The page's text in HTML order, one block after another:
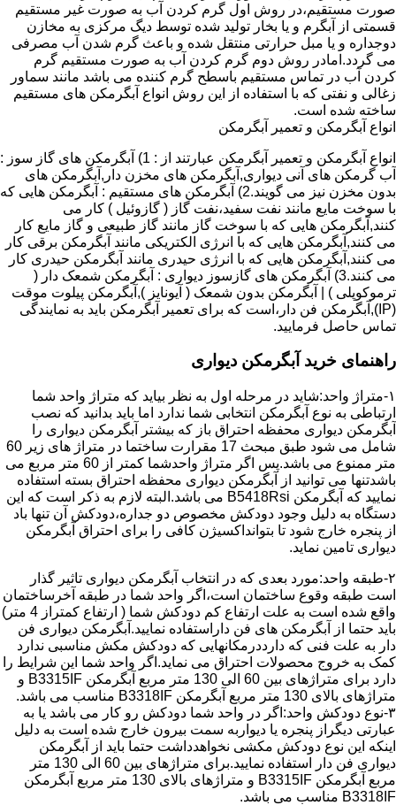
صورت مستقیم،در روش اول گرم کردن آب به صورت غیر مستقیم
قسمتی از آبگرم و یا بخار تولید شده توسط دیگ مرکزی به مخازن
دوجداره و یا مبل حرارتی منتقل شده و باعث گرم شدن آب مصرفی
می گردد.امادر روش دوم گرم کردن آب به صورت مستقیم گرم
کردن آب در تماس مستقیم باسطح گرم کننده می باشد مانند سماور
زغالی و نفتی که با استفاده از این روش انواع آبگرمکن های مستقیم
ساخته شده است.
انواع آبگرمکن و تعمیر آبگرمکن
انواع آبگرمکن و تعمیر آبگرمکن عبارتند از : 1) آبگرمکن های گاز سوز :
آب گرمکن های آنی دیواری,آبگرمکن های مخزن دار,آبگرمکن های
بدون مخزن نیز می گویند.2) آبگرمکن های مستقیم : آبگرمکن هایی که
با سوخت مایع مانند نفت سفید،نفت گاز ( گازوئیل ) کار می
کنند,آبگرمکن هایی که با سوخت گاز مانند گاز طبیعی و گاز مایع کار
می کنند,آبگرمکن هایی که با انرژی الکتریکی مانند آبگرمکن برقی کار
می کنند,آبگرمکن هایی که با انرژی حیدری مانند آبگرمکن حیدری کار
می کنند.3) آبگرمکن های گازسوز دیواری : آبگرمکن شمعک دار (
ترموکوپلی ) | آبگرمکن بدون شمعک ( آیونایز ),آبگرمکن پیلوت موقت
(IP),آبگرمکن فن دار،است که برای تعمیر آبگرمکن باید به نمایندگی
تماس حاصل فرمایید.
راهنمای خرید آبگرمکن دیواری
۱-متراژ واحد:شاید در مرحله اول به نظر بیاید که متراژ واحد شما
ارتباطی به نوع آبگرمکن انتخابی شما ندارد اما باید بدانید که نصب
آبگرمکن دیواری محفظه احتراق باز که بیشتر آبگرمکن دیواری را
شامل می شود طبق مبحث 17 مقرارت ساختما در متراژ های زیر 60
متر ممنوع می باشد.پس اگر متراژ واحدشما کمتر از 60 متر مربع می
باشدتنها می توانید از آبگرمکن دیواری محفظه احتراق بسته استفاده
نمایید که آبگرمکن B5418Rsi می باشد.البته لازم به ذکر است که این
دستگاه به دلیل وجود دودکش مخصوص دو جداره،دودکش آن تنها باد
از پنجره خارج شود تا بتوانداکسیژن کافی را برای احتراق آبگرمکن
دیواری تامین نماید.
۲-طبقه واحد:مورد بعدی که در انتخاب آبگرمکن دیواری تاثیر گذار
است طبقه وقوع ساختمان است،اگر واحد شما در طبقه آخرساختمان
واقع شده است به علت ارتفاع کم دودکش شما ( ارتفاع کمتراز 4 متر)
باید حتما از آبگرمکن های فن داراستفاده نمایید.آبگرمکن دیواری فن
دار به علت فنی که دارددرمکانهایی که دودکش مکش مناسبی ندارد
کمک به خروج محصولات احتراق می نماید.اگر واحد شما این شرایط را
دارد برای متراژهای بین 60 الی 130 متر مربع آبگرمکن B3315IF و
متراژهای بالای 130 متر مربع آبگرمکن B3318IF مناسب می باشد.
۳-نوع دودکش واحد:اگر در واحد شما دودکش رو کار می باشد یا به
عبارتی دیگراز پنجره یا دیواربه سمت بیرون خارج شده است به دلیل
اینکه این نوع دودکش مکشی نخواهدداشت حتما باید از آبگرمکن
دیواری فن دار استفاده نمایید.برای متراژهای بین 60 الی 130 متر
مربع آبگرمکن B3315IF و متراژهای بالای 130 متر مربع آبگرمکن
B3318IF مناسب می باشد.